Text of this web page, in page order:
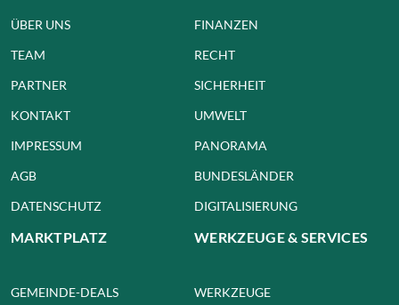
ÜBER UNS
TEAM
PARTNER
KONTAKT
IMPRESSUM
AGB
DATENSCHUTZ
FINANZEN
RECHT
SICHERHEIT
UMWELT
PANORAMA
BUNDESLÄNDER
DIGITALISIERUNG
MARKTPLATZ
GEMEINDE-DEALS
WERKZEUGE & SERVICES
WERKZEUGE